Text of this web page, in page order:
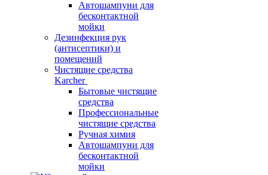
Автошампуни для
бесконтактной
мойки
Дезинфекция рук
(антисептики) и
помещений
Чистящие средства
Karcher
Бытовые чистящие
средства
Профессиональные
чистящие средства
Ручная химия
Автошампуни для
бесконтактной
мойки